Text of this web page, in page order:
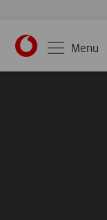
Menu